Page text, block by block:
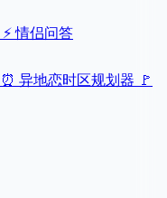
⚡ 情侣问答
⏰ 异地恋时区规划器
🚩